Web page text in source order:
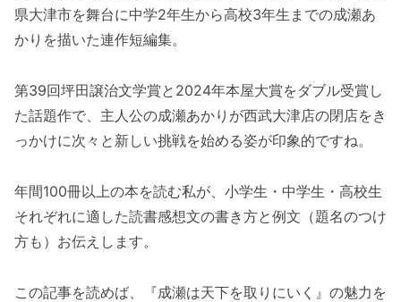
県大津市を舞台に中学2年生から高校3年生までの成瀬あ
かりを描いた連作短編集。
第39回坪田譲治文学賞と2024年本屋大賞をダブル受賞し
た話題作で、主人公の成瀬あかりが西武大津店の閉店をき
っかけに次々と新しい挑戦を始める姿が印象的ですね。
年間100冊以上の本を読む私が、小学生・中学生・高校生
それぞれに適した読書感想文の書き方と例文（題名のつけ
方も）お伝えします。
この記事を読めば、『成瀬は天下を取りにいく』の魅力を